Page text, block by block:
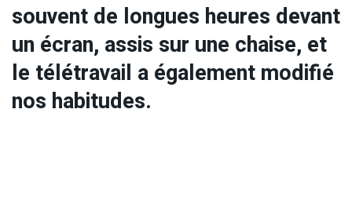
souvent de longues heures devant
un écran, assis sur une chaise, et
le télétravail a également modifié
nos habitudes.